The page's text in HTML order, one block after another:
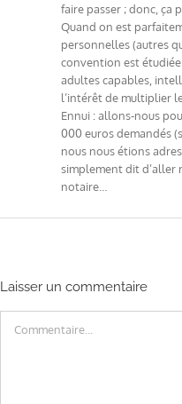
faire passer ; donc, ça
Quand on est
personnelles (autres
convention est
adultes capables,
l’intérêt de multiplier
Ennui : allons-nous
000 euros demandés
nous nous étions
simplement dit d’aller
notaire…
Laisser un commentaire